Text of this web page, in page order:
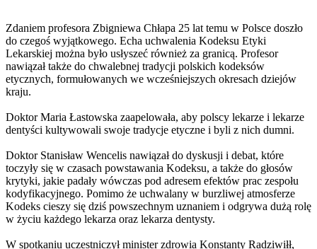
Zdaniem profesora Zbigniewa Chłapa 25 lat temu w Polsce doszło
do czegoś wyjątkowego. Echa uchwalenia Kodeksu Etyki
Lekarskiej można było usłyszeć również za granicą. Profesor
nawiązał także do chwalebnej tradycji polskich kodeksów
etycznych, formułowanych we wcześniejszych okresach dziejów
kraju.
Doktor Maria Łastowska zaapelowała, aby polscy lekarze i lekarze
dentyści kultywowali swoje tradycje etyczne i byli z nich dumni.
Doktor Stanisław Wencelis nawiązał do dyskusji i debat, które
toczyły się w czasach powstawania Kodeksu, a także do głosów
krytyki, jakie padały wówczas pod adresem efektów prac zespołu
kodyfikacyjnego. Pomimo że uchwalany w burzliwej atmosferze
Kodeks cieszy się dziś powszechnym uznaniem i odgrywa dużą rolę
w życiu każdego lekarza oraz lekarza dentysty.
W spotkaniu uczestniczył minister zdrowia Konstanty Radziwiłł,